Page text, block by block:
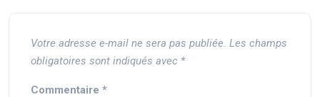
Votre adresse e-mail ne sera pas publiée. Les champs
obligatoires sont indiqués avec *
Commentaire *